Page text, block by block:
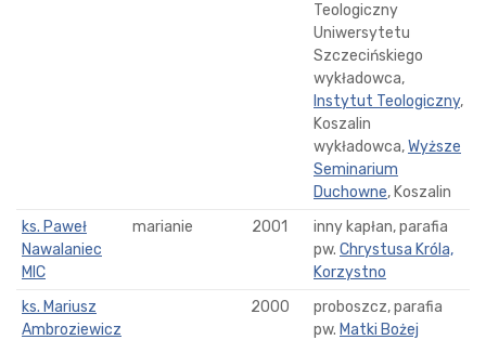
Teologiczny
Uniwersytetu
Szczecińskiego
wykładowca,
Instytut Teologiczny,
Koszalin
wykładowca,Wyższe
Seminarium
Duchowne, Koszalin
ks. Paweł
Nawalaniec
MIC
marianie 2001
inny kapłan, parafia
pw. Chrystusa Króla,
Korzystno
ks. Mariusz
Ambroziewicz
2000
proboszcz, parafia
pw. Matki Bożej